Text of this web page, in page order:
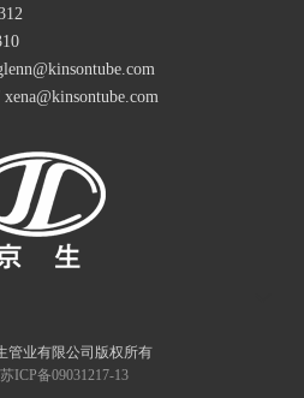
管业有限公司版权所有
苏ICP备09031217-13